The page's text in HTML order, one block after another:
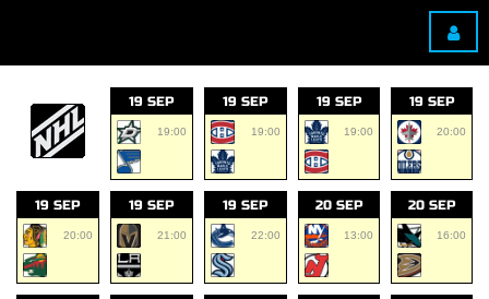
19 SEP
19:00
19 SEP
19:00
19 SEP
19:00
19 SEP
20:00
19 SEP
20:00
19 SEP
21:00
19 SEP
22:00
20 SEP
13:00
20 SEP
16:00